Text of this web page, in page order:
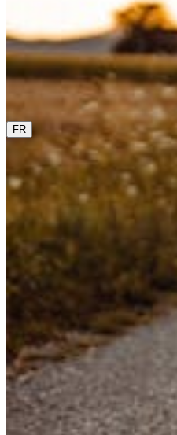
0800 00 48 48
La langue actuelle est le
langue dans ce menu si tu
FR